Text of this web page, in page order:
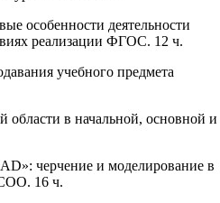
особенности деятельности
реализации ФГОС. 12 ч.
учебного предмета
в начальной, основной и
черчение и моделирование в
16 ч.